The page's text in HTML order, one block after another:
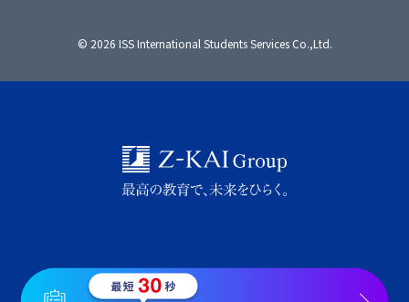
© 2026 ISS International Students Services Co.,Ltd.